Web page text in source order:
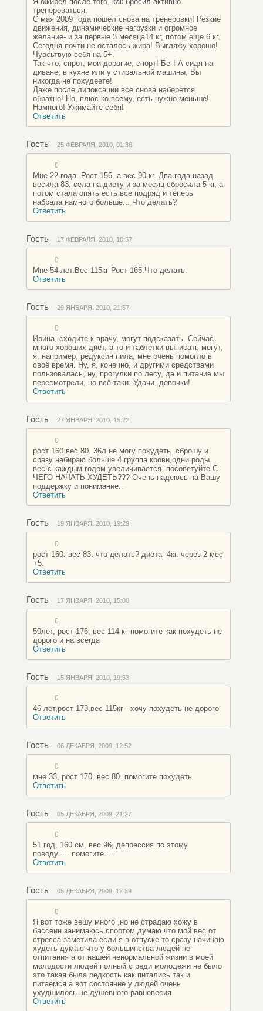
тренероваться.
С мая 2009 года пошел снова на тренеровки! Резкие
движения, динамические нагрузки и огромное
желание- и за первые 3 месяца14 кг, потом еще 6 кг.
Сегодня почти не осталось жира! Выгляжу хорошо!
Чувсьтвую себя на 5+.
Так что, спрот, мои дорогие, спорт! Бег! А сидя на
диване, в кухне или у стиральной машины, Вы
никогда не похудеете!
Даже после липоксации все снова наберется
обратно! Но, плюс ко-всему, есть нужно меньше!
Намного! Ужимайте себя!
Ответить
Гость 25 ФЕВРАЛЯ, 2010, 01:36
0
Мне 22 года. Рост 156, а вес 90 кг. Два года назад
весила 83, села на диету и за месяц сбросила 5 кг, а
потом стала опять есть все подряд и теперь
набрала намного больше... Что делать?
Ответить
Гость 17 ФЕВРАЛЯ, 2010, 10:57
0
Мне 54 лет.Вес 115кг Рост 165.Что делать.
Ответить
Гость 29 ЯНВАРЯ, 2010, 21:57
0
Ирина, сходите к врачу, могут подсказать. Сейчас
много хороших диет, а то и таблетки выписать могут,
я, например, редуксин пила, мне очень помогло в
своё время. Ну, я, конечно, и другими средствами
пользовалась, ну, прогулки по лесу, да и питание мы
пересмотрели, но всё-таки. Удачи, девочки!
Ответить
Гость 27 ЯНВАРЯ, 2010, 15:22
0
рост 160 вес 80. 36л не могу похудеть. сброшу и
сразу набираю больше.4 группа крови,одни роды.
вес с каждым годом увеличивается. посоветуйте С
ЧЕГО НАЧАТЬ ХУДЕТЬ??? Очень надеюсь на Вашу
поддержку и понимание..
Ответить
Гость 19 ЯНВАРЯ, 2010, 19:29
0
рост 160. вес 83. что делать? диета- 4кг. через 2 мес
+5.
Ответить
Гость 17 ЯНВАРЯ, 2010, 15:00
0
50лет, рост 176, вес 114 кг помогите как похудеть не
дорого и на всегда
Ответить
Гость 15 ЯНВАРЯ, 2010, 19:53
0
46 лет,рост 173,вес 115кг - хочу похудеть не дорого
Ответить
Гость 06 ДЕКАБРЯ, 2009, 12:52
0
мне 33, рост 170, вес 80. помогите похудеть
Ответить
Гость 05 ДЕКАБРЯ, 2009, 21:27
0
51 год, 160 см, вес 96, депрессия по этому
поводу......помогите.....
Ответить
Гость 05 ДЕКАБРЯ, 2009, 12:39
0
Я вот тоже вешу много ,но не страдаю хожу в
бассеин занимаюсь спортом думаю что мой вес от
стресса заметила если я в отпуске то сразу начинаю
худеть думаю что у большинства людей не
отпитания а от нашей ненормальной жизни в моей
молодости людей полный с реди молодежи не было
это такая была редкость как питались так и
питаемся а вот состояние у людей очень
ухудшилось не душевного равновесия
Ответить